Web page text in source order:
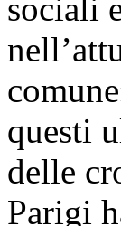
sociali
questi
delle
Parigi